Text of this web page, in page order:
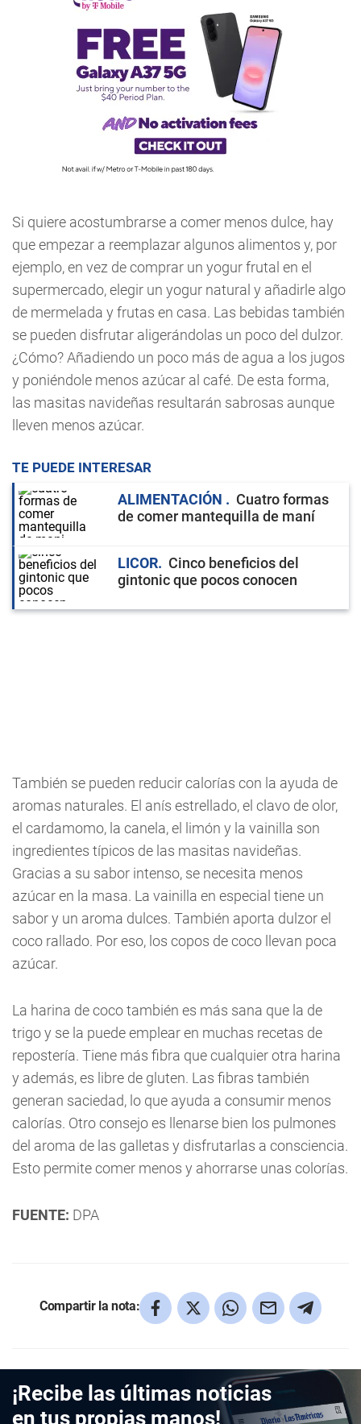
Si quiere acostumbrarse a comer menos dulce, hay
que empezar a reemplazar algunos alimentos y, por
ejemplo, en vez de comprar un yogur frutal en el
supermercado, elegir un yogur natural y añadirle algo
de mermelada y frutas en casa. Las bebidas también
se pueden disfrutar aligerándolas un poco del dulzor.
¿Cómo? Añadiendo un poco más de agua a los jugos
y poniéndole menos azúcar al café. De esta forma,
las masitas navideñas resultarán sabrosas aunque
lleven menos azúcar.
TE PUEDE INTERESAR
ALIMENTACIÓN
Cuatro formas
de comer mantequilla de maní
LICOR
Cinco beneficios del
gintonic que pocos conocen
También se pueden reducir calorías con la ayuda de
aromas naturales. El anís estrellado, el clavo de olor,
el cardamomo, la canela, el limón y la vainilla son
ingredientes típicos de las masitas navideñas.
Gracias a su sabor intenso, se necesita menos
azúcar en la masa. La vainilla en especial tiene un
sabor y un aroma dulces. También aporta dulzor el
coco rallado. Por eso, los copos de coco llevan poca
azúcar.
La harina de coco también es más sana que la de
trigo y se la puede emplear en muchas recetas de
repostería. Tiene más fibra que cualquier otra harina
y además, es libre de gluten. Las fibras también
generan saciedad, lo que ayuda a consumir menos
calorías. Otro consejo es llenarse bien los pulmones
del aroma de las galletas y disfrutarlas a consciencia.
Esto permite comer menos y ahorrarse unas colorías.
FUENTE: DPA
Compartir la nota:
¡Recibe las últimas noticias
en tus propias manos!